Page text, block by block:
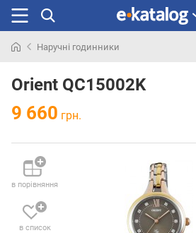
раніше
Наручні годинники
Orient QC15002K
9 660 грн.
в порівняння
в список